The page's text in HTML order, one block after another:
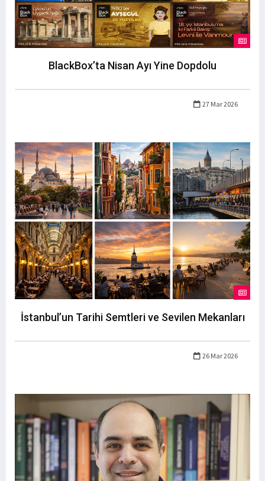
BlackBox’ta Nisan Ayı Yine Dopdolu
27 Mar 2026
İstanbul’un Tarihi Semtleri ve Sevilen Mekanları
26 Mar 2026